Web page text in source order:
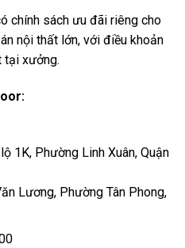
chính sách ưu đãi riêng cho
nội thất lớn, với điều khoản
tại xưởng.
1K, Phường Linh Xuân, Quận
Lương, Phường Tân Phong,